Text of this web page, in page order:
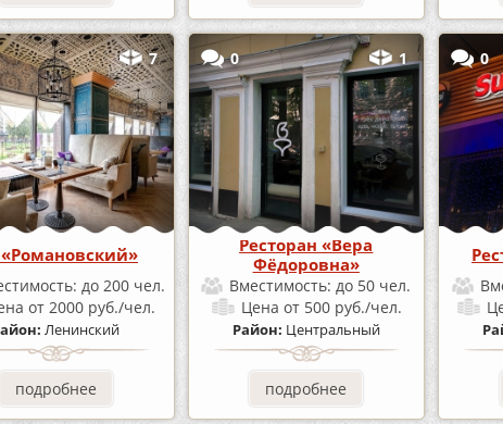
7
до 200 чел.
от 2000 руб./чел.
Ленинский
подробнее
0 1
Ресторан «Вера
Фёдоровна»
Вместимость: до 50 чел.
Цена от 500 руб./чел.
Район: Центральный
подробнее
0